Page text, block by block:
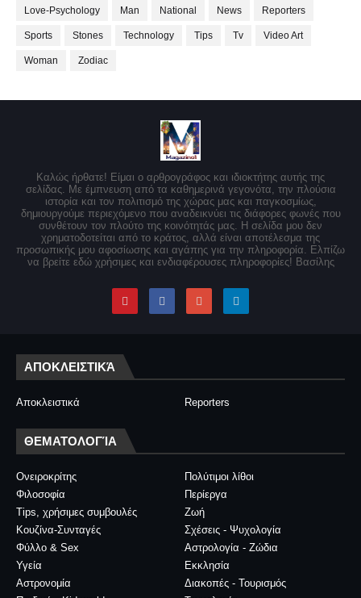
Love-Psychology Man National News Reporters
Sports Stones Technology Tips Tv Video Art
Woman Zodiac
Καλώς ήρθατε! Είμαι ο αρθρογράφος και ιδιοκτήτης αυτής της
σελίδας. Με έμπνευση από τα καθημερινά γεγονότα, την πλούσια
ιστορία και τον πολιτισμό της χώρας μας και παγκοσμίως,
δημιουργούμε περιεχόμενο που αναδεικνύει τις διάφορες φωνές που
συνθέτουν τον πλούτο της κοινότητάς μας. Η σελίδα μου δεν
χρηματοδοτείται από το κράτος, αλλά είναι αποτέλεσμα της
προσωπικής μου αφοσίωσης και αγάπης για την πληροφορία. Ελπίζω
να βρείτε εδώ χρήσιμες και ενδιαφέρουσες πληροφορίες! Βασίλης
ΑΠΟΚΛΕΙΣΤΙΚΆ
Αποκλειστικά Reporters
ΘΕΜΑΤΟΛΟΓΊΑ
Ονειροκρίτης
Πολύτιμοι λίθοι
Φιλοσοφία
Περίεργα
Tips, χρήσιμες συμβουλές
Ζωή
Κουζίνα-Συνταγές
Σχέσεις - Ψυχολογία
Φύλλο & Sex
Αστρολογία - Ζώδια
Υγεία
Εκκλησία
Αστρονομία
Διακοπές - Τουρισμός